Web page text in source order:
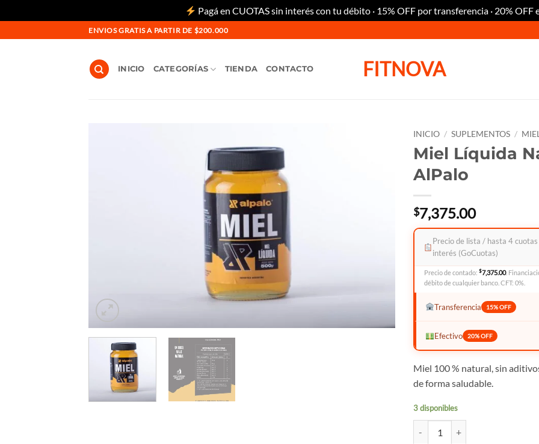
Pagá en CUOTAS sin interés con tu débito · 15% OFF por transferencia · 20% OFF
al
ENVIOS GRATIS A PARTIR DE $200.000
FITNOVA
INICIO CATEGORÍAS TIENDA CONTACTO
INICIO / SUPLEMENTOS /
Miel Líquida
AlPalo
$7,375.00
Precio de lista / hasta 4 cuotas
interés (GoCuotas)
Precio de contado: $7,375.00.
débito de cualquier banco. CFT: 0%.
Transferencia 15% OFF
Efectivo 20% OFF
Miel 100 % natural, sin
de forma saludable.
3 disponibles